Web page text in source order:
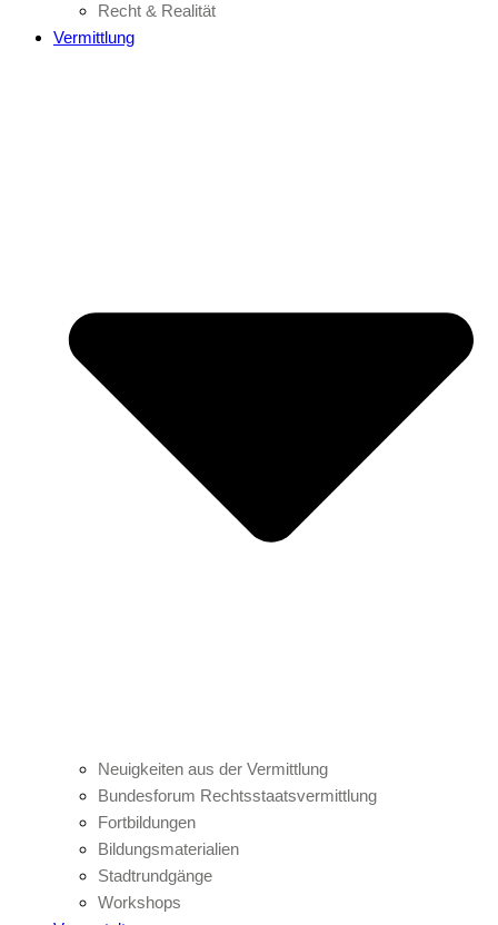
Recht & Realität
Vermittlung
Neuigkeiten aus der Vermittlung
Bundesforum Rechtsstaatsvermittlung
Fortbildungen
Bildungsmaterialien
Stadtrundgänge
Workshops